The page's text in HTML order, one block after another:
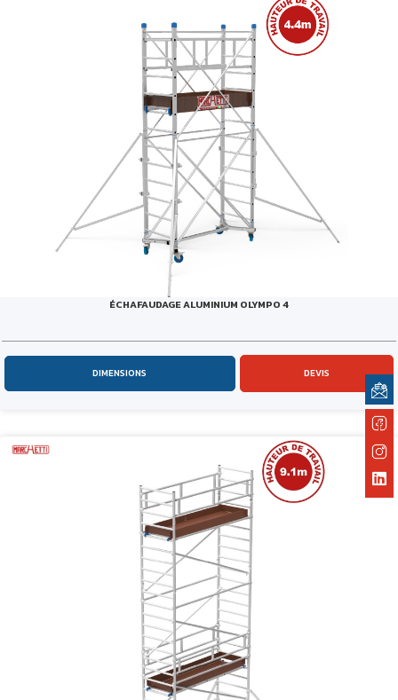
ÉCHAFAUDAGE ALUMINIUM OLYMPO 4
DIMENSIONS DEVIS